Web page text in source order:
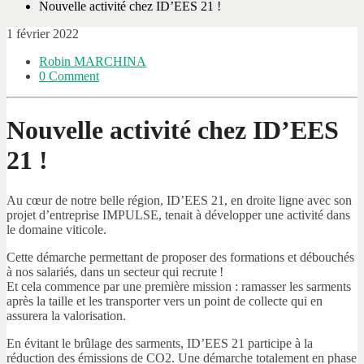
Nouvelle activité chez ID’EES 21 !
1 février 2022
Robin MARCHINA
0 Comment
Nouvelle activité chez ID’EES
21 !
Au cœur de notre belle région, ID’EES 21, en droite ligne avec son
projet d’entreprise IMPULSE, tenait à développer une activité dans
le domaine viticole.
Cette démarche permettant de proposer des formations et débouchés
à nos salariés, dans un secteur qui recrute !
Et cela commence par une première mission : ramasser les sarments
après la taille et les transporter vers un point de collecte qui en
assurera la valorisation.
En évitant le brûlage des sarments, ID’EES 21 participe à la
réduction des émissions de CO2. Une démarche totalement en phase